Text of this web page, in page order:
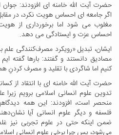
حضرت آیت الله خامنه ای افزودند: جوان
اگر جامعه ای احساس هویت نکرد، در
مغلوب می شود اما برخورداری از
احساس عزت و ایستادگی می دهد.
ایشان، تبدیل «رویکرد مصرف‌کنندگی علم
مصادیق دانستند و گفتند: بارها گفته
کنیم اما شاگردی با تقلید و مصرف کردنِ
حضرت آیت الله خامنه ای با انتقاد از
تدوین علوم انسانی اسلامی برویم
منحصر است، افزودند: این همه
فلسفه و دیگر علوم انسانی آیا
ضمن اینکه حتی در علوم تجربی نیز